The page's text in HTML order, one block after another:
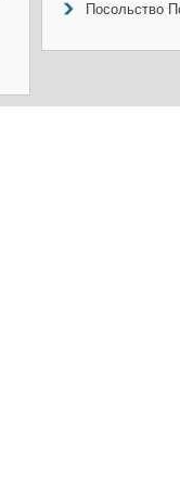
Посольство